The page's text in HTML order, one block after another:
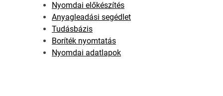
Nyomdai előkészítés
Anyagleadási segédlet
Tudásbázis
Boríték nyomtatás
Nyomdai adatlapok